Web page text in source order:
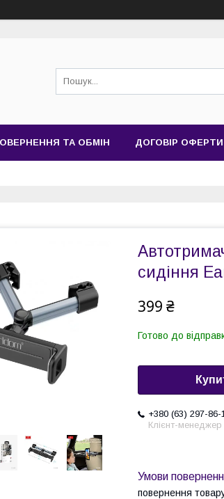
ТА ОБМІН ДОГОВІР ОФЕРТИ
сидіння
399 ₴
Готово до
+380 (63) 297-86-
Клієнт-менеджер
повернення